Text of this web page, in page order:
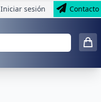
Iniciar sesión Contacto